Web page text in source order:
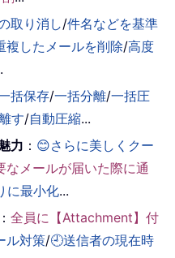
取り消し/件名などを基準
複したメールを削除/高度
括保存/一括分離/一括圧
す/自動圧縮...
力 ： 😊さらに美しくクー
なメールが届いた際に通
に最小化...
：全員に【Attachment】付
ル対策/🕘送信者の現在時